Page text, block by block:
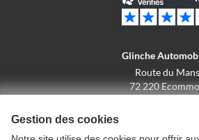
Glinche
Route du Mans
72 220
Gestion des cookies